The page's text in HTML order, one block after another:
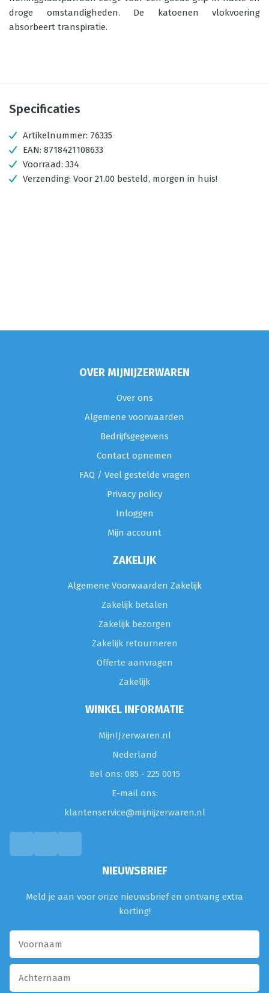
droge omstandigheden. De katoenen vlokvoering
absorbeert transpiratie.
Specificaties
Artikelnummer: 76335
EAN: 8718421108633
Voorraad: 334
Verzending: Voor 21.00 besteld, morgen in huis!
OVER MIJNIJZERWAREN
Over ons
Algemene voorwaarden
Bedrijfsgegevens
Contact opnemen
FAQ / Veel gestelde vragen
Privacy policy
Inloggen
Mijn account
ZAKELIJK
Algemene Voorwaarden Zakelijk
Zakelijk betalen
Zakelijk bezorgen
Zakelijk retourneren
Offerte aanvragen
Zakelijk
WINKEL INFORMATIE
MijnIJzerwaren.nl
Nederland
Bel ons: 085 - 225 0015
E-mail ons:
klantenservice@mijnijzerwaren.nl
NIEUWSBRIEF
Meld je aan voor onze nieuwsbrief en ontvang extra
korting!